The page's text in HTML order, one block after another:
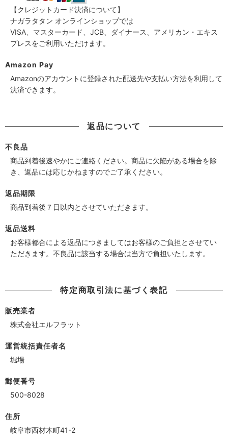
【クレジットカード決済について】
ナガラタタン オンラインショップでは
VISA、マスターカード、JCB、ダイナース、アメリカン・エキス
プレスをご利用いただけます。
Amazon Pay
Amazonのアカウントに登録された配送先や支払い方法を利用して
決済できます。
返品について
不良品
商品到着後速やかにご連絡ください。商品に欠陥がある場合を除
き、返品には応じかねますのでご了承ください。
返品期限
商品到着後７日以内とさせていただきます。
返品送料
お客様都合による返品につきましてはお客様のご負担とさせてい
ただきます。不良品に該当する場合は当方で負担いたします。
特定商取引法に基づく表記
販売業者
株式会社エルフラット
運営統括責任者名
堀場
郵便番号
500-8028
住所
岐阜市西材木町41-2